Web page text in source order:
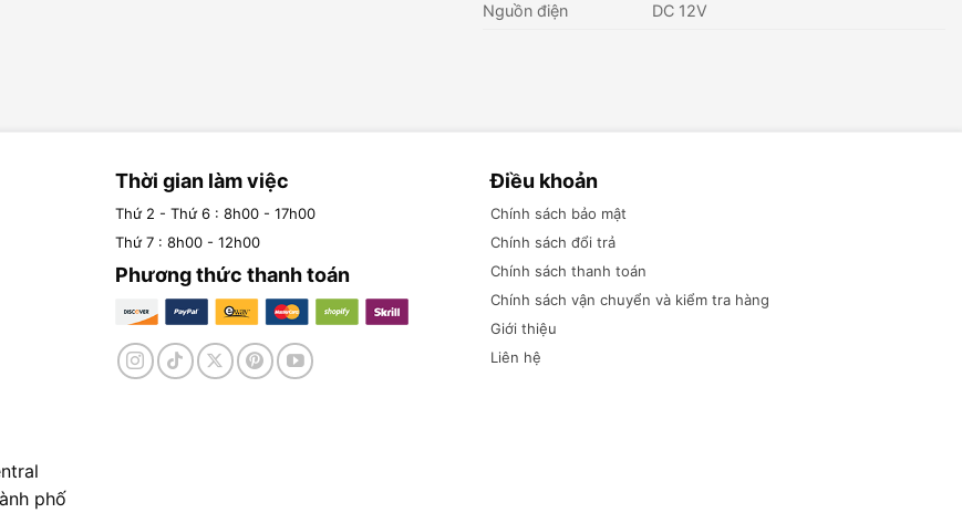
Nguồn điện
DC 12V
phố
Thời gian làm việc
Thứ 2 - Thứ 6 : 8h00 - 17h00
Thứ 7 : 8h00 - 12h00
Phương thức thanh toán
Điều khoản
Chính sách bảo mật
Chính sách đổi trả
Chính sách thanh toán
Chính sách vận chuyển và kiểm tra hàng
Giới thiệu
Liên hệ